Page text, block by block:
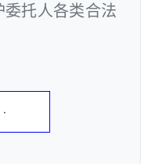
托人各类合法